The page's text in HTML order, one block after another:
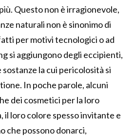
Questo non è irragionevole,
naturali non è sinonimo di
per motivi tecnologici o ad
si aggiungono degli eccipienti,
la cui pericolosità si
In poche parole, alcuni
dei cosmetici per la loro
il loro colore spesso invitante e
che possono donarci,